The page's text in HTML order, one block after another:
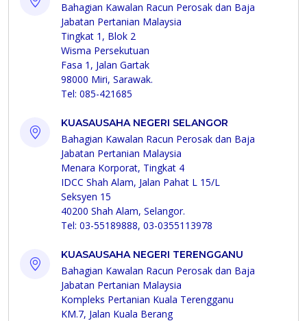
Bahagian Kawalan Racun Perosak dan Baja
Jabatan Pertanian Malaysia
Tingkat 1, Blok 2
Wisma Persekutuan
Fasa 1, Jalan Gartak
98000 Miri, Sarawak.
Tel: 085-421685
KUASAUSAHA NEGERI SELANGOR
Bahagian Kawalan Racun Perosak dan Baja
Jabatan Pertanian Malaysia
Menara Korporat, Tingkat 4
IDCC Shah Alam, Jalan Pahat L 15/L
Seksyen 15
40200 Shah Alam, Selangor.
Tel: 03-55189888, 03-0355113978
KUASAUSAHA NEGERI TERENGGANU
Bahagian Kawalan Racun Perosak dan Baja
Jabatan Pertanian Malaysia
Kompleks Pertanian Kuala Terengganu
KM.7, Jalan Kuala Berang